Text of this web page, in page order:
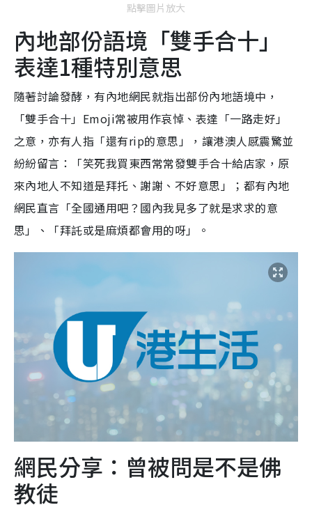
點擊圖片放大
內地部份語境「雙手合十」
表達1種特別意思
隨著討論發酵，有內地網民就指出部份內地語境中，
「雙手合十」Emoji常被用作哀悼、表達「一路走好」
之意，亦有人指「還有rip的意思」，讓港澳人感震驚並
紛紛留言：「笑死我買東西常常發雙手合十給店家，原
來內地人不知道是拜托、謝謝、不好意思」；都有內地
網民直言「全國通用吧？國內我見多了就是求求的意
思」、「拜託或是麻煩都會用的呀」。
網民分享：曾被問是不是佛
教徒